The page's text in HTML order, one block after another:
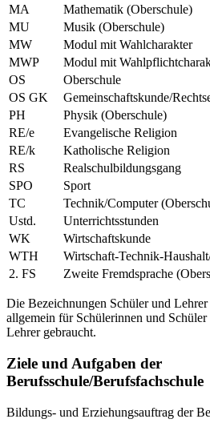
MA
Mathematik (Oberschule)
MU
Musik (Oberschule)
MW
Modul mit Wahlcharakter
MWP
Modul mit
OS
Oberschule
OS GK
Gemeinschaftskunde/
PH
Physik (Oberschule)
RE/e
Evangelische Religion
RE/k
Katholische Religion
RS
Realschulbildungsgang
SPO
Sport
TC
Technik/Computer
Ustd.
Unterrichtsstunden
WK
Wirtschaftskunde
WTH
Wirtschaft-Technik-
2. FS
Zweite Fremdsprache
Die Bezeichnungen Schüler und
allgemein für Schülerinnen und
Lehrer gebraucht.
Ziele und Aufgaben der
Berufsschule/Berufsfachschule
Bildungs- und Erziehungsauftrag der